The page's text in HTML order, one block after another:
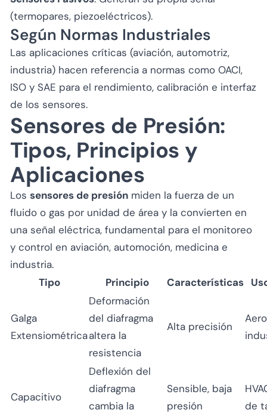
(termopares, piezoeléctricos).
Según Normas Industriales
Las aplicaciones críticas (aviación, automotriz,
industria) hacen referencia a normas como OACI,
ISO y SAE para el rendimiento, calibración e interfaz
de los sensores.
Sensores de Presión:
Tipos, Principios y
Aplicaciones
Los sensores de presión miden la fuerza de un
fluido o gas por unidad de área y la convierten en
una señal eléctrica, fundamental para el monitoreo
y control en aviación, automoción, medicina e
industria.
Tipo
Principio Características
Galga
Extensiométrica
Deformación
del diafragma
altera la
resistencia
Alta precisión
Capacitivo
Deflexión del
diafragma
cambia la
Sensible, baja
presión
de